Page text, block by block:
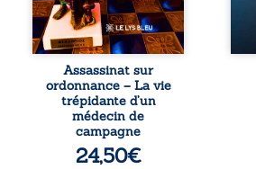
et ordinal. Depuis
septembre 2013, il
raconte le long
combat qui l’a
conduit à être
écarté du corps
médical, malgré
une décision de
première instance
Assassinat sur
ordonnance – La vie
trépidante d’un
médecin de
campagne
24,50€